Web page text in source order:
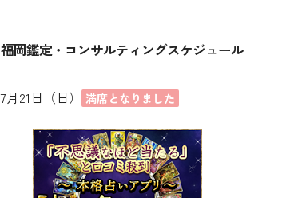
福岡鑑定・コンサルティングスケジュール
7月21日（日） 満席となりました